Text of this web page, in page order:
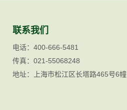
联系我们
电话：400-666-5481
传真：021-55068248
地址：上海市松江区长塔路465号6幢